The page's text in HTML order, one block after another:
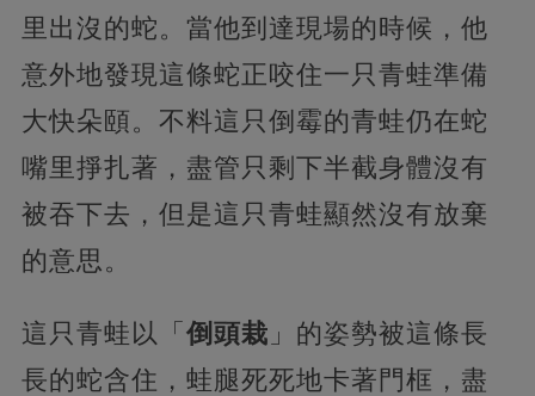
里出沒的蛇。當他到達現場的時候，他
意外地發現這條蛇正咬住一只青蛙準備
大快朵頤。不料這只倒霉的青蛙仍在蛇
嘴里掙扎著，盡管只剩下半截身體沒有
被吞下去，但是這只青蛙顯然沒有放棄
的意思。
這只青蛙以「 倒頭栽 」的姿勢被這條長
長的蛇含住，蛙腿死死地卡著門框，盡